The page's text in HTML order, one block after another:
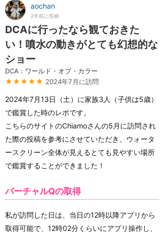
aochan
2年前に投稿
DCAに行ったなら観ておきた
い！噴水の動きがとても幻想的な
ショー
DCA：ワールド・オブ・カラー
★★★★★ 2024年7月に訪問
2024年7月13日（土）に家族3人（子供は5歳）
で鑑賞した時のレポです。
こちらのサイトのChiamoさんの5月に訪問され
た際の投稿を参考にさせていただき、ウォータ
ースクリーン全体が見えるとても見やすい場所
で鑑賞することができました！
バーチャルQの取得
私が訪問した日は、当日の12時以降アプリから
取得可能で、12時02分くらいにアプリ操作し、